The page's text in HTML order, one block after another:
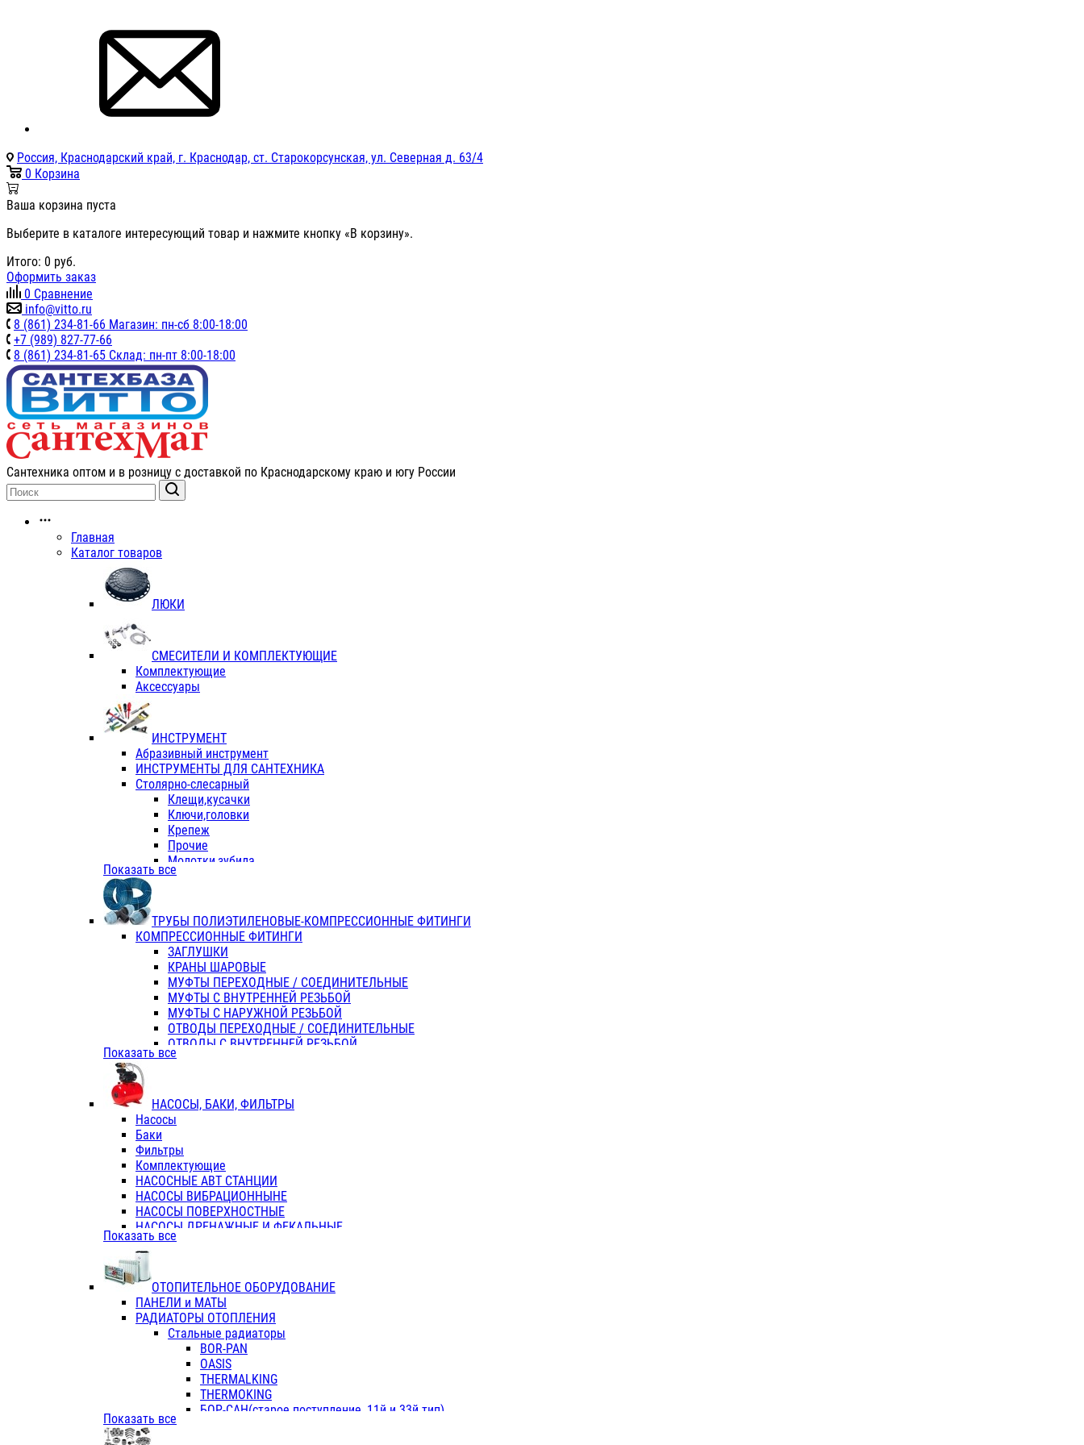
Россия, Краснодарский край, г. Краснодар, ст. Старокорсунская, ул. Северная д. 63/4
0 Корзина
Ваша корзина пуста
Выберите в каталоге интересующий товар и нажмите кнопку «В корзину».
Итого: 0 руб.
Оформить заказ
0 Сравнение
info@vitto.ru
8 (861) 234-81-66 Магазин: пн-сб 8:00-18:00
+7 (989) 827-77-66
8 (861) 234-81-65 Склад: пн-пт 8:00-18:00
Сантехника оптом и в розницу с доставкой по Краснодарскому краю и югу России
Главная
Каталог товаров
ЛЮКИ
СМЕСИТЕЛИ И КОМПЛЕКТУЮЩИЕ
Комплектующие
Аксессуары
ИНСТРУМЕНТ
Абразивный инструмент
ИНСТРУМЕНТЫ ДЛЯ САНТЕХНИКА
Столярно-слесарный
Клещи,кусачки
Ключи,головки
Крепеж
Прочие
Молотки,зубила
Пассатижи,тонкогубцы,утконосы
Отвертки
Хоз. инвентарь
ЭЛ. ИНСТРУМЕНТ OASIS
Показать все
ТРУБЫ ПОЛИЭТИЛЕНОВЫЕ-КОМПРЕССИОННЫЕ ФИТИНГИ
КОМПРЕССИОННЫЕ ФИТИНГИ
ЗАГЛУШКИ
КРАНЫ ШАРОВЫЕ
МУФТЫ ПЕРЕХОДНЫЕ / СОЕДИНИТЕЛЬНЫЕ
МУФТЫ С ВНУТРЕННЕЙ РЕЗЬБОЙ
МУФТЫ С НАРУЖНОЙ РЕЗЬБОЙ
ОТВОДЫ ПЕРЕХОДНЫЕ / СОЕДИНИТЕЛЬНЫЕ
ОТВОДЫ С ВНУТРЕННЕЙ РЕЗЬБОЙ
ОТВОДЫ С НАРУЖНОЙ РЕЗЬБОЙ
ТРОЙНИКИ ПЕРЕХОДНЫЕ / СОЕДИНИТЕЛЬНЫЕ
ТРОЙНИКИ С ВНУТРЕННЕЙ РЕЗЬБОЙ
КОЛЬЦА РЕЗИНОВЫЕ
ТРУБЫ НАПОРНЫЕ
ТРУБЫ ГОФРИРОВАННЫЕ ДВУХСЛ.
ТРУБЫ ПОЛИЭТИЛЕНОВЫЕ
Показать все
НАСОСЫ, БАКИ, ФИЛЬТРЫ
Насосы
Баки
Фильтры
Комплектующие
НАСОСНЫЕ АВТ СТАНЦИИ
НАСОСЫ ВИБРАЦИОННЫНЕ
НАСОСЫ ПОВЕРХНОСТНЫЕ
НАСОСЫ ДРЕНАЖНЫЕ И ФЕКАЛЬНЫЕ
НАСОСЫ ПОВЫСИТ и ЦИРКУЛЯЦИОННЫЕ
НАСОСЫ СКВАЖИННЫЕ
Показать все
ОТОПИТЕЛЬНОЕ ОБОРУДОВАНИЕ
ПАНЕЛИ и МАТЫ
РАДИАТОРЫ ОТОПЛЕНИЯ
Стальные радиаторы
BOR-PAN
OASIS
THERMALKING
THERMOKING
БОР-САН(старое поступление, 11й и 33й тип)
Показать все